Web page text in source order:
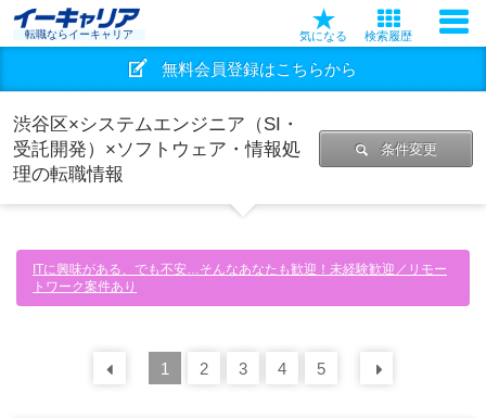
転職ならイーキャリア 気になる 検索履歴
無料会員登録はこちらから
渋谷区×システムエンジニア（SI・
受託開発）×ソフトウェア・情報処
理の転職情報
条件変更
ITに興味がある、でも不安…そんなあなたも歓迎！未経験歓迎／リモー
トワーク案件あり
前の 30
1 2 3 4 5